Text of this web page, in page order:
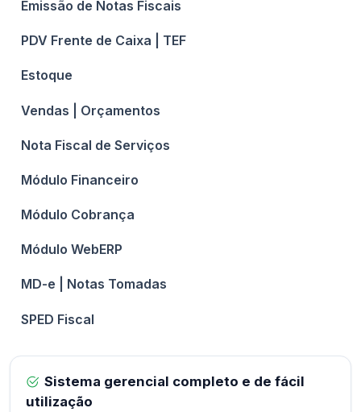
Emissão de Notas Fiscais
PDV Frente de Caixa | TEF
Estoque
Vendas | Orçamentos
Nota Fiscal de Serviços
Módulo Financeiro
Módulo Cobrança
Módulo WebERP
MD-e | Notas Tomadas
SPED Fiscal
Sistema gerencial completo e de fácil
utilização